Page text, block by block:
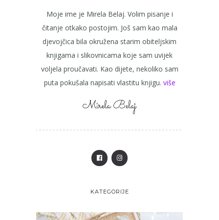
Moje ime je Mirela Belaj. Volim pisanje i
čitanje otkako postojim. Još sam kao mala
djevojčica bila okružena starim obiteljskim
knjigama i slikovnicama koje sam uvijek
voljela proučavati. Kao dijete, nekoliko sam
puta pokušala napisati vlastitu knjigu. više
Mirela Belaj
KATEGORIJE